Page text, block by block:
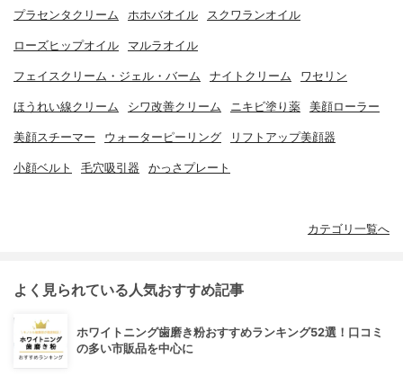
プラセンタクリーム ホホバオイル スクワランオイル
ローズヒップオイル マルラオイル
フェイスクリーム・ジェル・バーム ナイトクリーム ワセリン
ほうれい線クリーム シワ改善クリーム ニキビ塗り薬 美顔ローラー
美顔スチーマー ウォーターピーリング リフトアップ美顔器
小顔ベルト 毛穴吸引器 かっさプレート
カテゴリ一覧へ
よく見られている人気おすすめ記事
ホワイトニング歯磨き粉おすすめランキング52選！口コミ
の多い市販品を中心に